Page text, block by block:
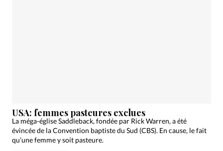
USA: femmes pasteures exclues
La méga-église Saddleback, fondée par Rick Warren, a été
évincée de la Convention baptiste du Sud (CBS). En cause, le fait
qu’une femme y soit pasteure.